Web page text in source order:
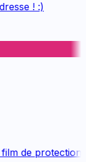
! :)
de protection